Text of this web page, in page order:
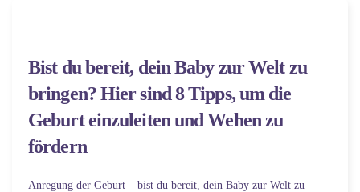
Bist du bereit, dein Baby zur Welt zu
bringen? Hier sind 8 Tipps, um die
Geburt einzuleiten und Wehen zu
fördern
Anregung der Geburt – bist du bereit, dein Baby zur Welt zu